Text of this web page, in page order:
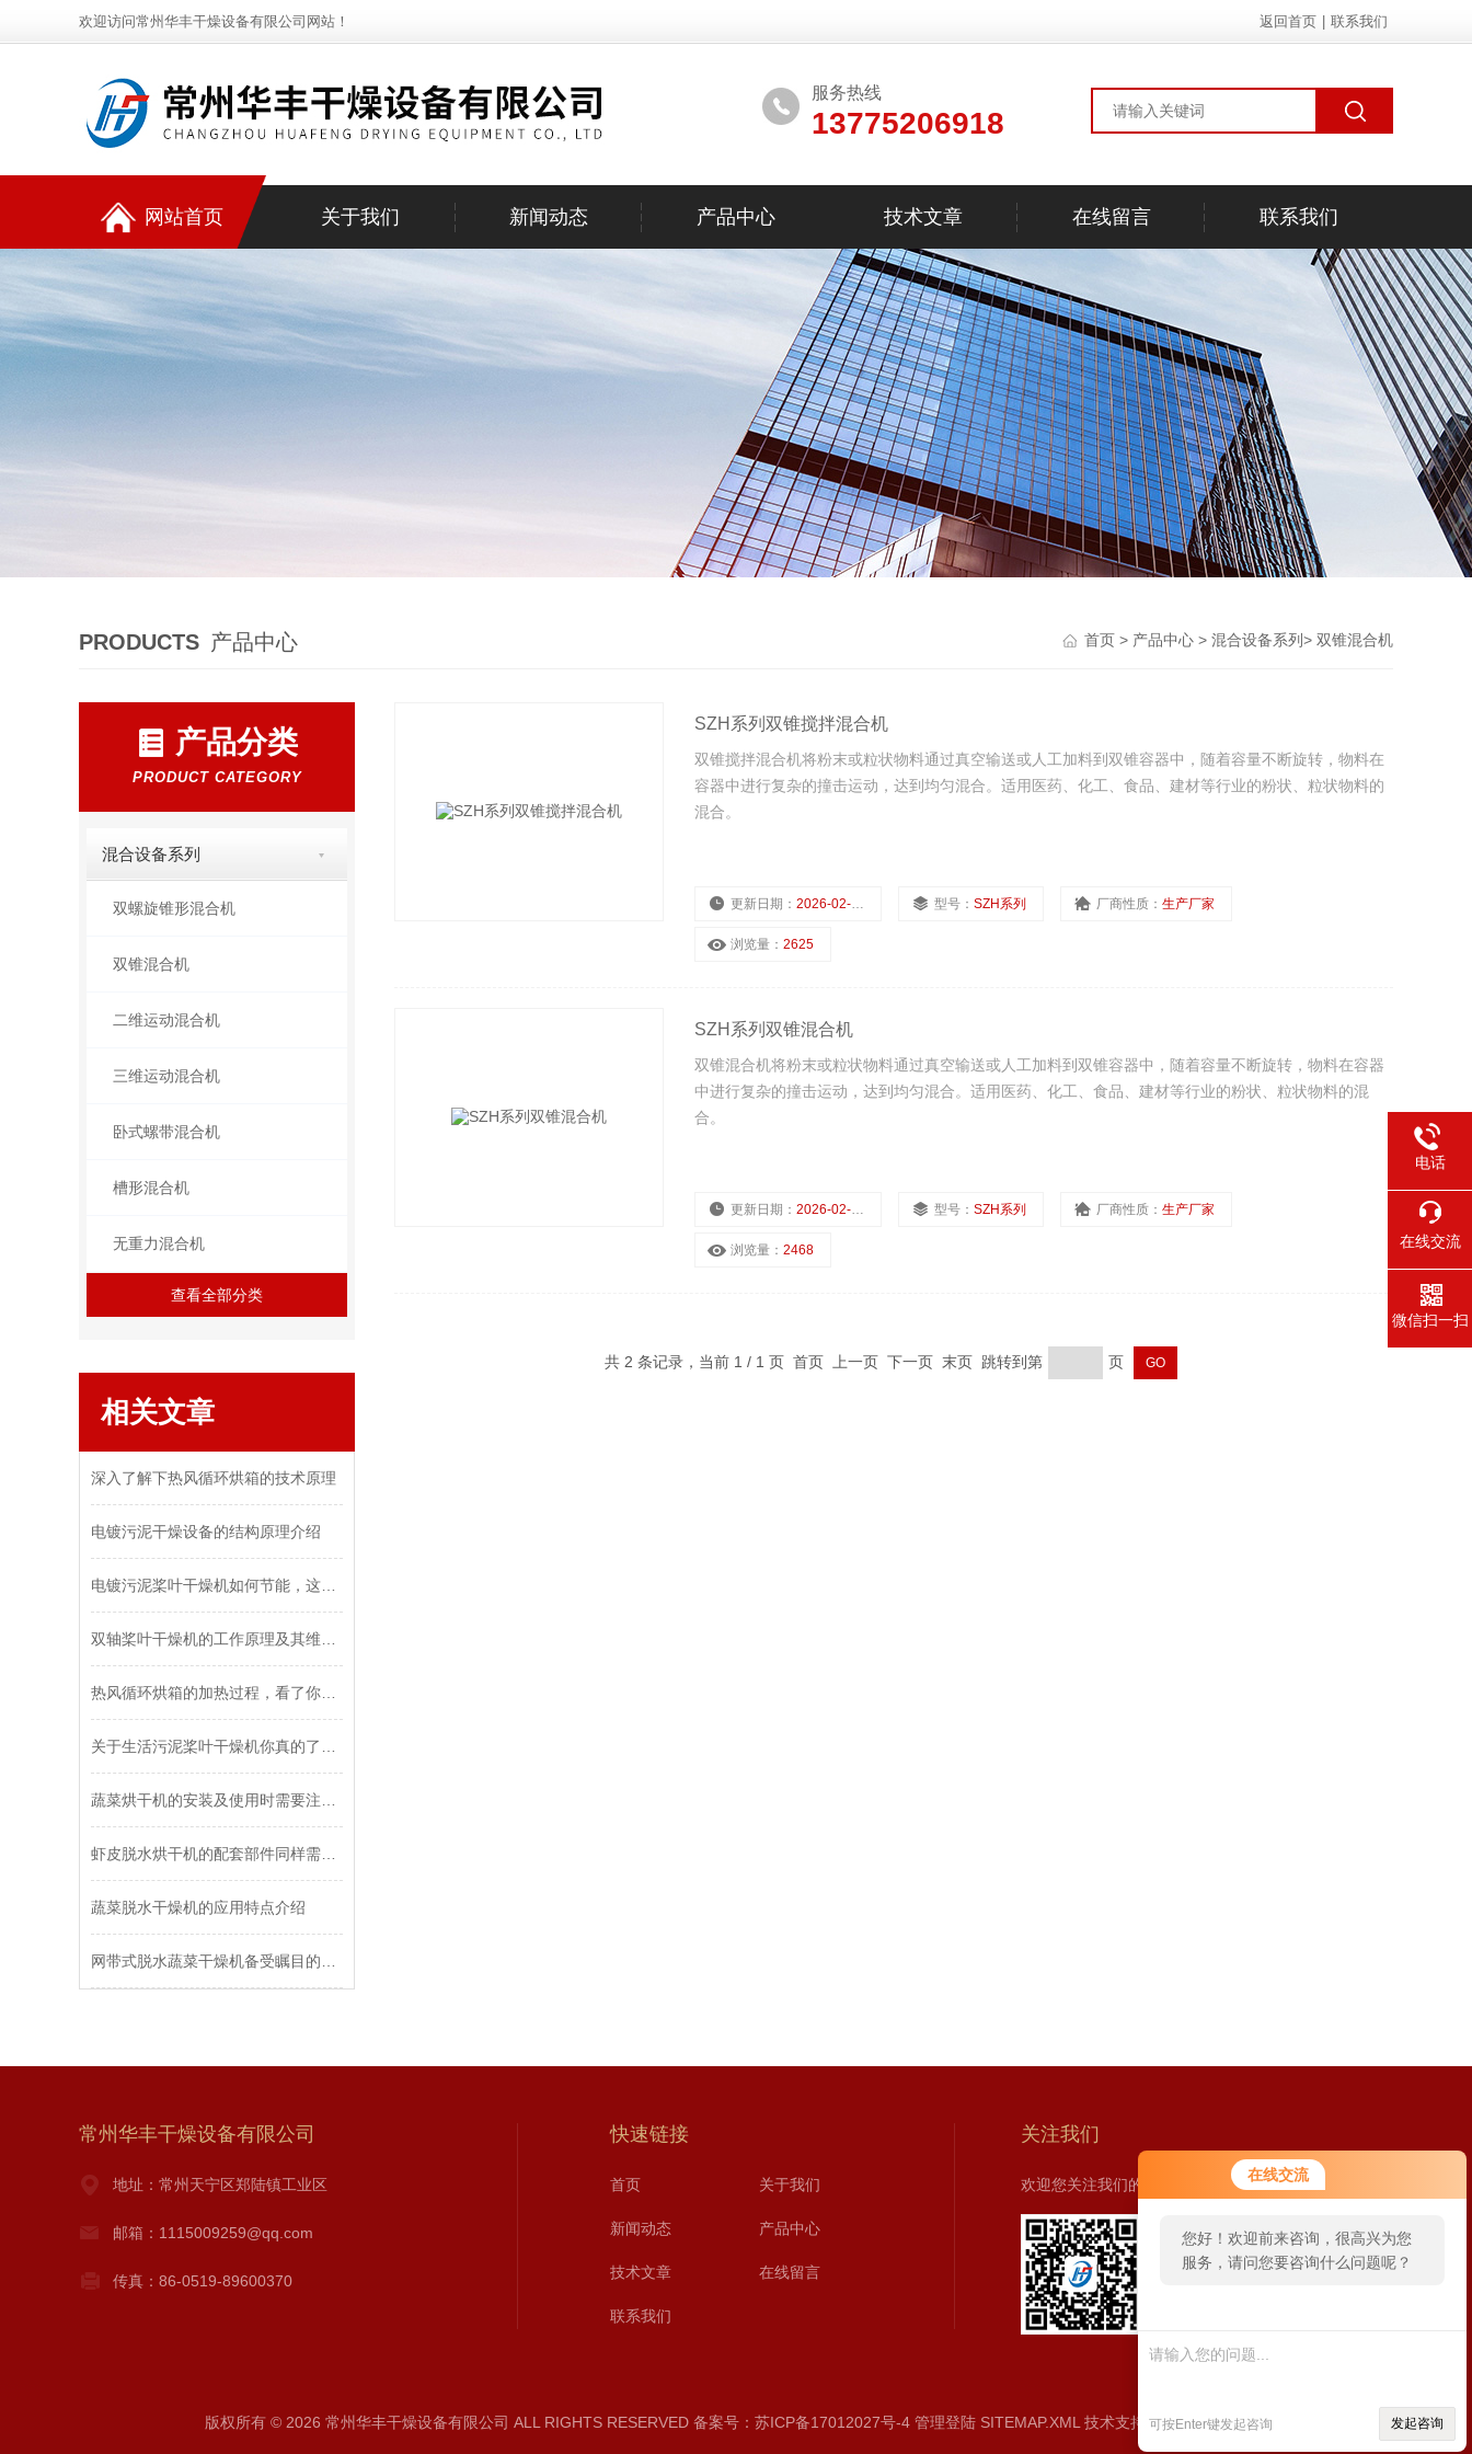
在线交流
您好！欢迎前来咨询，很高兴为您
服务，请问您要咨询什么问题呢？
可按Enter键发起咨询 发起咨询
欢迎访问常州华丰干燥设备有限公司网站！ 返回首页 联系我们
服务热线
13775206918
网站首页 关于我们 新闻动态 产品中心 技术文章 在线留言 联系我们
PRODUCTS 产品中心 首页 > 产品中心 > 混合设备系列> 双锥混合机
产品分类
PRODUCT CATEGORY
混合设备系列
双螺旋锥形混合机
双锥混合机
二维运动混合机
三维运动混合机
卧式螺带混合机
槽形混合机
无重力混合机
查看全部分类
相关文章
深入了解下热风循环烘箱的技术原理
电镀污泥干燥设备的结构原理介绍
蔬菜脱水干燥机的应用特点介绍
SZH系列双锥搅拌混合机
双锥搅拌混合机将粉末或粒状物料通过真空输送或人工加料到双锥容器中，随着容量不断旋转，物料在
容器中进行复杂的撞击运动，达到均匀混合。适用医药、化工、食品、建材等行业的粉状、粒状物料的
混合。
更新日期： 2026-02-28 型号： SZH系列 厂商性质： 生产厂家
浏览量： 2625
SZH系列双锥混合机
双锥混合机将粉末或粒状物料通过真空输送或人工加料到双锥容器中，随着容量不断旋转，物料在容器
中进行复杂的撞击运动，达到均匀混合。适用医药、化工、食品、建材等行业的粉状、粒状物料的混
合。
更新日期： 2026-02-27 型号： SZH系列 厂商性质： 生产厂家
浏览量： 2468
共 2 条记录，当前 1 / 1 页 首页 上一页 下一页 末页 跳转到第 页
常州华丰干燥设备有限公司
地址：常州天宁区郑陆镇工业区
邮箱：1115009259@qq.com
传真：86-0519-89600370
快速链接
首页 关于我们
新闻动态 产品中心
技术文章 在线留言
联系我们
关注我们
欢迎您关注我们的微信公众号了解更多信息：
版权所有 © 2026 常州华丰干燥设备有限公司 ALL RIGHTS RESERVED 备案号：苏ICP备17012027号-4 管理登陆 SITEMAP.XML 技术支持：食品机械设备网
电话
在线交流
微信扫一扫